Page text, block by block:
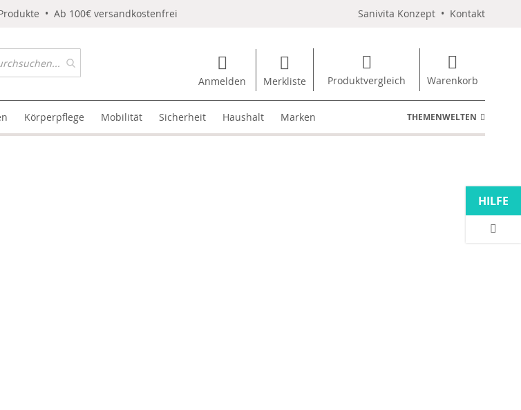
• Ab 100€ versandkostenfrei Sanivita Konzept • Kontakt
Anmelden Merkliste Produktvergleich Warenkorb
Körperpflege Mobilität Sicherheit Haushalt Marken THEMENWELTEN
HILFE